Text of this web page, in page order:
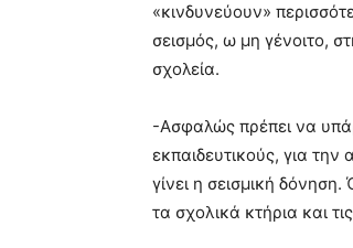
«κινδυνεύουν»
σεισμός, ω μη γένοιτο,
σχολεία.
-Ασφαλώς πρέπει να
εκπαιδευτικούς, για
γίνει η σεισμική
τα σχολικά κτήρια και